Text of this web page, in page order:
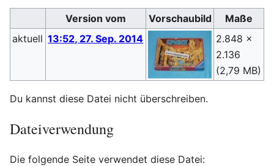
Version vom Vorschaubild
Maße
aktuell 13:52, 27. Sep. 2014
2.848 ×
2.136
(2,79 MB)
Du kannst diese Datei nicht überschreiben.
Dateiverwendung
Die folgende Seite verwendet diese Datei: